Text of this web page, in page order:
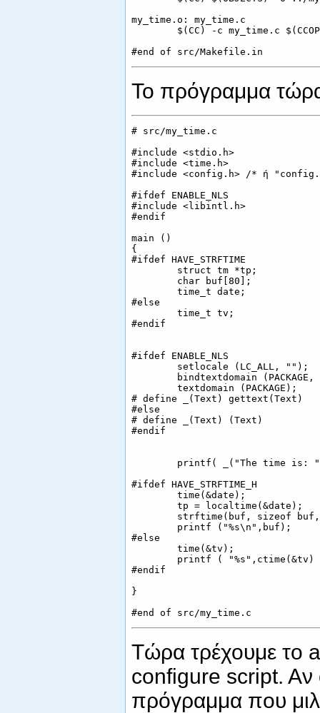
my_time.o: my_time.c
$(CC) -c my_time.c
Το πρόγραμμα τώρα
# src/my_time.c
#include <stdio.h>
#include <time.h>
#include <config.h> /* ή
#ifdef ENABLE_NLS
#include <libintl.h>
#endif
main ()
{
#ifdef HAVE_STRFTIME
        struct tm *tp;
        char buf[80];
        time_t date;
#else
        time_t tv;
#endif
#ifdef ENABLE_NLS
        setlocale (LC_ALL, "");
bindtextdomain (PACKAGE,
        textdomain (PACKAGE);
# define _(Text) gettext(Text)
#else
# define _(Text) (Text)
#endif
printf( _("The time is:
#ifdef HAVE_STRFTIME_H
        time(&date);
        tp = localtime(&date);
strftime(buf, sizeof
        printf ("%s\n",buf);
#else
        time(&tv);
printf ( "%s",ctime(&tv)
#endif
}
Τώρα τρέχουμε το
configure script. Aν
πρόγραμμα που